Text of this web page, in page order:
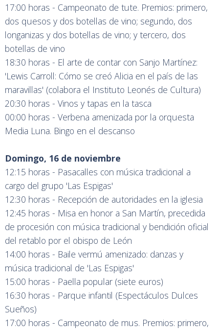
17:00 horas - Campeonato de tute. Premios: primero,
dos quesos y dos botellas de vino; segundo, dos
longanizas y dos botellas de vino; y tercero, dos
botellas de vino
18:30 horas - El arte de contar con Sanjo Martínez:
'Lewis Carroll: Cómo se creó Alicia en el país de las
maravillas' (colabora el Instituto Leonés de Cultura)
20:30 horas - Vinos y tapas en la tasca
00:00 horas - Verbena amenizada por la orquesta
Media Luna. Bingo en el descanso
Domingo, 16 de noviembre
12:15 horas - Pasacalles con música tradicional a
cargo del grupo 'Las Espigas'
12:30 horas - Recepción de autoridades en la iglesia
12:45 horas - Misa en honor a San Martín, precedida
de procesión con música tradicional y bendición oficial
del retablo por el obispo de León
14:00 horas - Baile vermú amenizado: danzas y
música tradicional de 'Las Espigas'
15:00 horas - Paella popular (siete euros)
16:30 horas - Parque infantil (Espectáculos Dulces
Sueños)
17:00 horas - Campeonato de mus. Premios: primero,